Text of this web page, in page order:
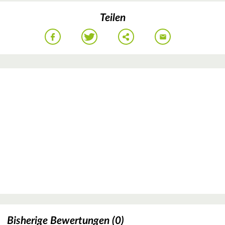
Teilen
Bisherige Bewertungen (0)